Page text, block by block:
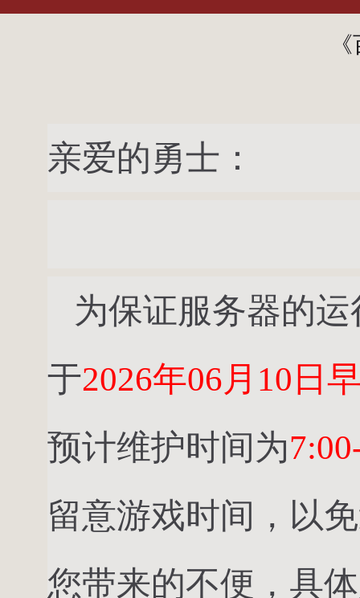
亲爱的勇士：
为保证服务器的运
于2026年06月10日
预计维护时间为
留意游戏时间，以
您带来的不便，具